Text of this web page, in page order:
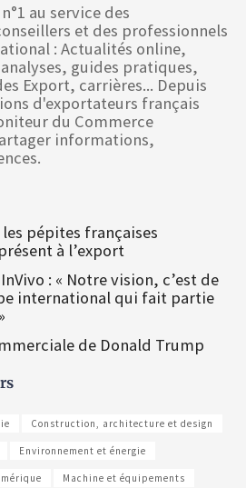
au service des
et des professionnels
: Actualités online,
guides pratiques,
Export, carrières... Depuis
d'exportateurs français
du Commerce
informations,
pépites françaises
à l’export
: « Notre vision, c’est de
international qui fait partie
de Donald Trump
Construction, architecture et design
Environnement et énergie
Machine et équipements